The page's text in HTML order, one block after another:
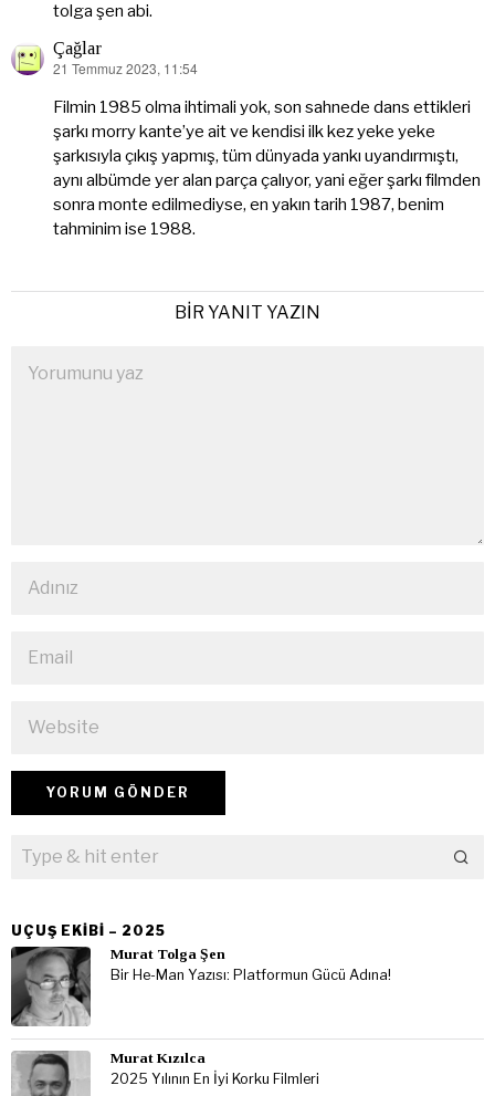
tolga şen abi.
Çağlar
dedi
21 Temmuz 2023, 11:54
Filmin 1985 olma ihtimali yok, son sahnede dans ettikleri
şarkı morry kante’ye ait ve kendisi ilk kez yeke yeke
şarkısıyla çıkış yapmış, tüm dünyada yankı uyandırmıştı,
aynı albümde yer alan parça çalıyor, yani eğer şarkı filmden
sonra monte edilmediyse, en yakın tarih 1987, benim
tahminim ise 1988.
BIR YANIT YAZIN
UÇUŞ EKIBI – 2025
Murat Tolga Şen
Bir He-Man Yazısı: Platformun Gücü Adına!
Murat Kızılca
2025 Yılının En İyi Korku Filmleri